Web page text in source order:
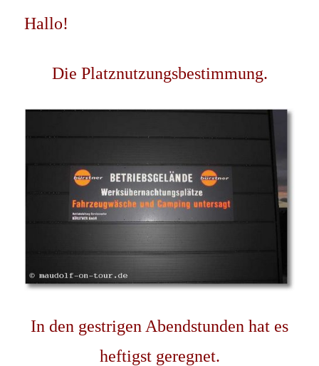
Hallo!
Die Platznutzungsbestimmung.
In den gestrigen Abendstunden hat es
heftigst geregnet.